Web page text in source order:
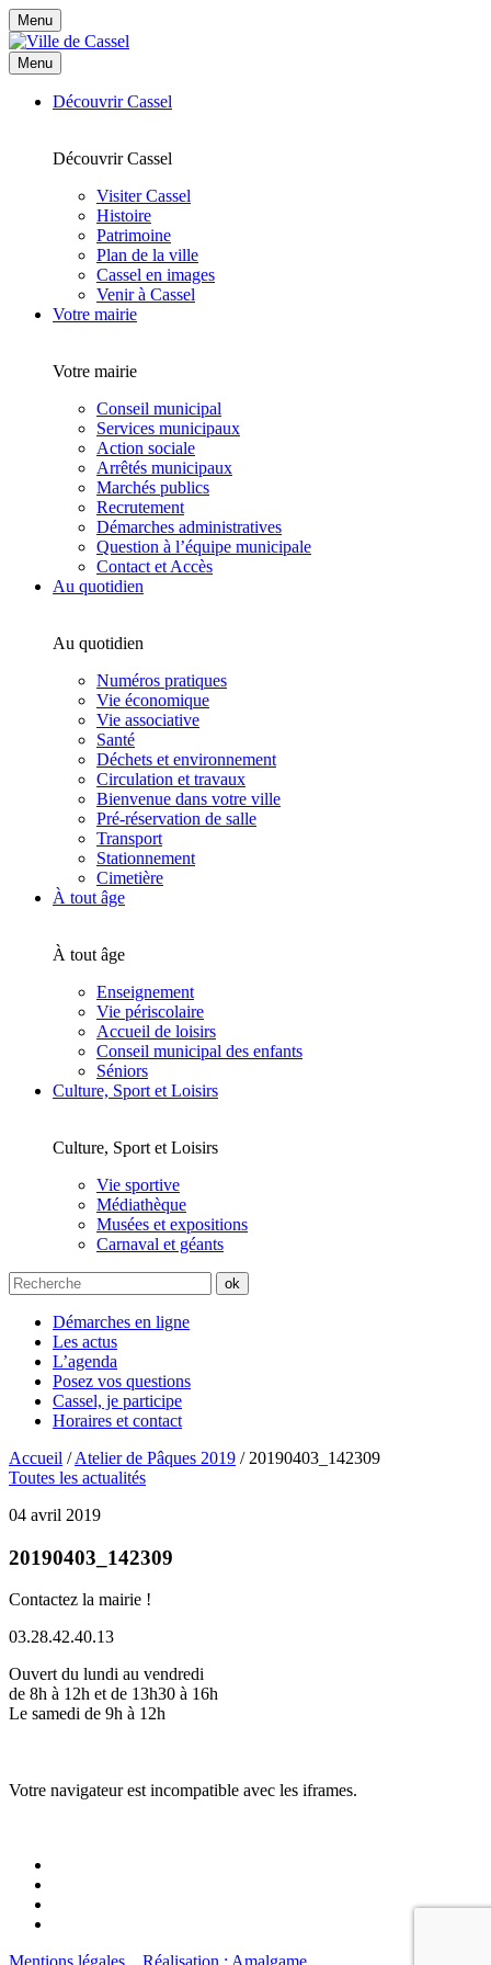
Menu
Menu
Découvrir Cassel
Découvrir Cassel
Visiter Cassel
Histoire
Patrimoine
Plan de la ville
Cassel en images
Venir à Cassel
Votre mairie
Votre mairie
Conseil municipal
Services municipaux
Action sociale
Arrêtés municipaux
Marchés publics
Recrutement
Démarches administratives
Question à l’équipe municipale
Contact et Accès
Au quotidien
Au quotidien
Numéros pratiques
Vie économique
Vie associative
Santé
Déchets et environnement
Circulation et travaux
Bienvenue dans votre ville
Pré-réservation de salle
Transport
Stationnement
Cimetière
À tout âge
À tout âge
Enseignement
Vie périscolaire
Accueil de loisirs
Conseil municipal des enfants
Séniors
Culture, Sport et Loisirs
Culture, Sport et Loisirs
Vie sportive
Médiathèque
Musées et expositions
Carnaval et géants
Démarches en ligne
Les actus
L’agenda
Posez vos questions
Cassel, je participe
Horaires et contact
Accueil /Atelier de Pâques 2019 / 20190403_142309
Toutes les actualités
04 avril 2019
20190403_142309
Contactez la mairie !
03.28.42.40.13
Ouvert du lundi au vendredi
de 8h à 12h et de 13h30 à 16h
Le samedi de 9h à 12h
Votre navigateur est incompatible avec les iframes.